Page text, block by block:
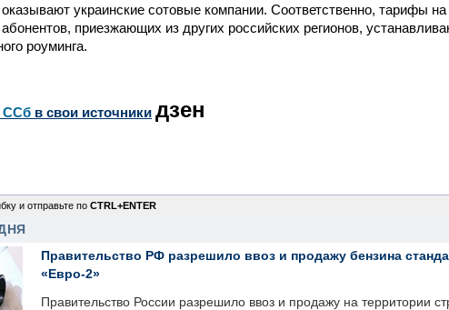
украинские сотовые компании. Соответственно, тарифы
приезжающих из других российских регионов,
роуминга.
CСб в свои источники дзен
и отправьте по CTRL+ENTER
Правительство РФ разрешило ввоз и продажу бензина
«Евро-2»
Правительство России разрешило ввоз и продажу на территории